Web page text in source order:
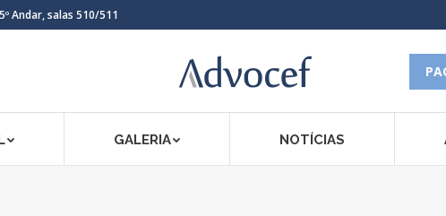
Andar, salas 510/511
GALERIA NOTÍCIAS